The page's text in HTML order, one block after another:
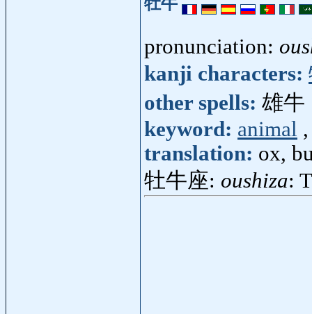
牡牛
pronunciation:
kanji characters:
other spells: 雄牛
keyword: animal
translation: ox,
牡牛座: oushiza: